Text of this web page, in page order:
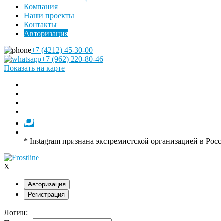
Компания
Наши проекты
Контакты
Авторизация
+7 (4212) 45-30-00
+7 (962) 220-80-46
Показать на карте
* Instagram признана экстремистской организацией в
X
Авторизация
Регистрация
Логин: